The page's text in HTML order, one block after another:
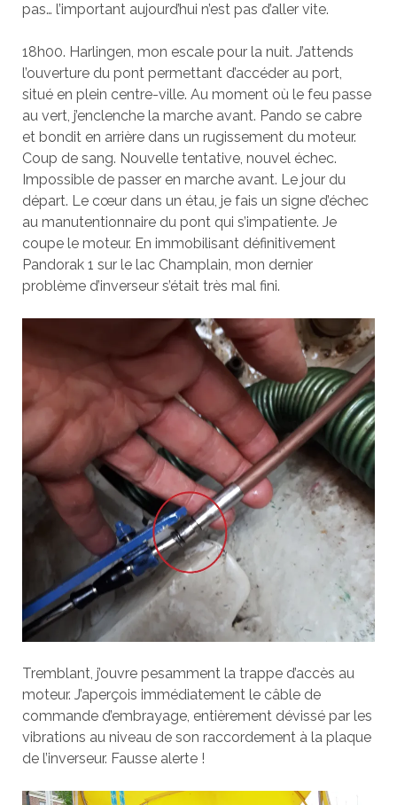
pas… l’important aujourd’hui n’est pas d’aller vite.
18h00. Harlingen, mon escale pour la nuit. J’attends
l’ouverture du pont permettant d’accéder au port,
situé en plein centre-ville. Au moment où le feu passe
au vert, j’enclenche la marche avant. Pando se cabre
et bondit en arrière dans un rugissement du moteur.
Coup de sang. Nouvelle tentative, nouvel échec.
Impossible de passer en marche avant. Le jour du
départ. Le cœur dans un étau, je fais un signe d’échec
au manutentionnaire du pont qui s’impatiente. Je
coupe le moteur. En immobilisant définitivement
Pandorak 1 sur le lac Champlain, mon dernier
problème d’inverseur s’était très mal fini.
Tremblant, j’ouvre pesamment la trappe d’accès au
moteur. J’aperçois immédiatement le câble de
commande d’embrayage, entièrement dévissé par les
vibrations au niveau de son raccordement à la plaque
de l’inverseur. Fausse alerte !